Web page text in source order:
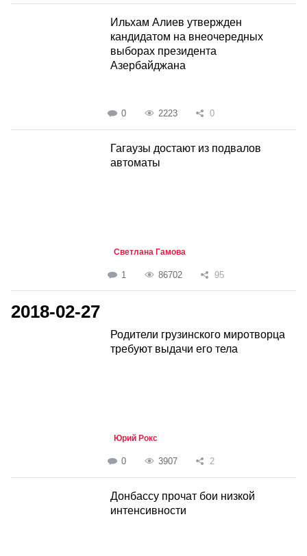
Ильхам Алиев утвержден
кандидатом на внеочередных
выборах президента
Азербайджана
0 2223 0
Гагаузы достают из подвалов
автоматы
Светлана Гамова
1 86702 95
2018-02-27
Родители грузинского миротворца
требуют выдачи его тела
Юрий Рокс
0 3907 2
Донбассу прочат бои низкой
интенсивности